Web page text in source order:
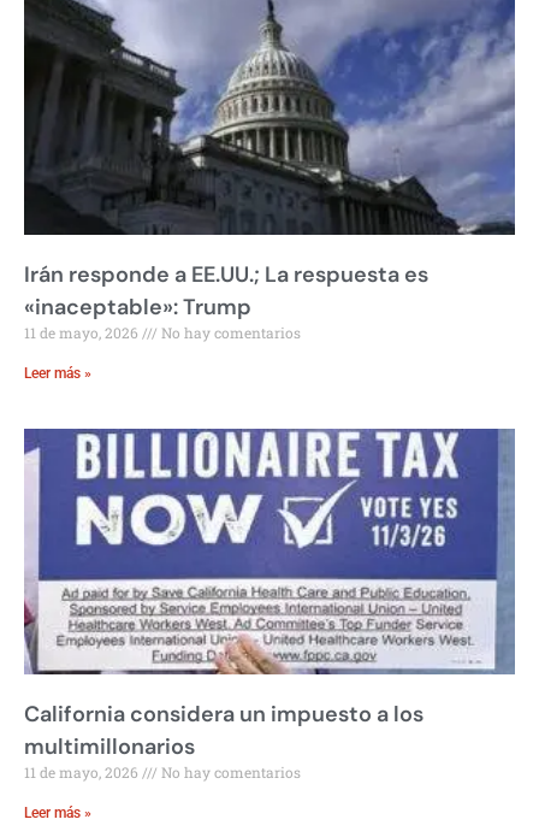
Irán responde a EE.UU.; La respuesta es
«inaceptable»: Trump
11 de mayo, 2026 No hay comentarios
Leer más »
California considera un impuesto a los
multimillonarios
11 de mayo, 2026 No hay comentarios
Leer más »